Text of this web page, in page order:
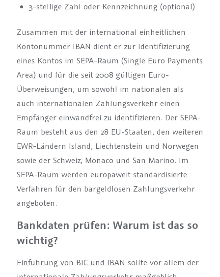
3-stellige Zahl oder Kennzeichnung (optional)
Zusammen mit der international einheitlichen
Kontonummer IBAN dient er zur Identifizierung
eines Kontos im SEPA-Raum (Single Euro Payments
Area) und für die seit 2008 gültigen Euro-
Überweisungen, um sowohl im nationalen als
auch internationalen Zahlungsverkehr einen
Empfänger einwandfrei zu identifizieren. Der SEPA-
Raum besteht aus den 28 EU-Staaten, den weiteren
EWR-Ländern Island, Liechtenstein und Norwegen
sowie der Schweiz, Monaco und San Marino. Im
SEPA-Raum werden europaweit standardisierte
Verfahren für den bargeldlosen Zahlungsverkehr
angeboten.
Bankdaten prüfen: Warum ist das so
wichtig?
Einführung von BIC und IBAN sollte vor allem der